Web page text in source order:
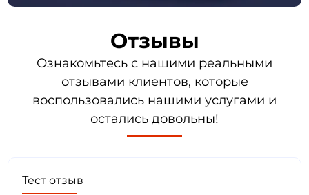
Отзывы
Ознакомьтесь с нашими реальными
отзывами клиентов, которые
воспользовались нашими услугами и
остались довольны!
Тест отзыв